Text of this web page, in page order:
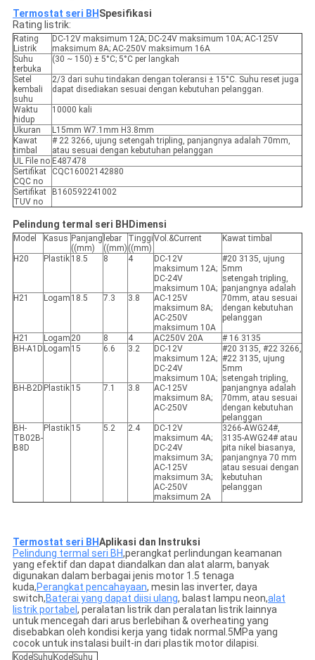
Termostat seri BH Spesifikasi
Rating listrik:
Rating
Listrik
DC-12V maksimum 12A; DC-24V maksimum 10A; AC-125V
maksimum 8A; AC-250V maksimum 16A
Suhu
terbuka
(30 ~ 150) ± 5°C; 5°C per langkah
Setel
kembali
suhu
2/3 dari suhu tindakan dengan toleransi ± 15°C. Suhu reset juga
dapat disediakan sesuai dengan kebutuhan pelanggan.
Waktu
hidup
10000 kali
Ukuran
L15mm W7.1mm H3.8mm
Kawat
timbal
# 22 3266, ujung setengah tripling, panjangnya adalah 70mm,
atau sesuai dengan kebutuhan pelanggan
UL File no E487478
Sertifikat
CQC no
CQC16002142880
Sertifikat
TUV no
B160592241002
Pelindung termal seri BH Dimensi
Model Kasus Panjang
((mm)
lebar
((mm)
Tinggi
((mm)
Vol.&Current Kawat timbal
H20 Plastik 18.5 8 4
DC-12V
maksimum 12A;
DC-24V
maksimum 10A;
AC-125V
maksimum 8A;
AC-250V
maksimum 10A
#20 3135, ujung
5mm
setengah tripling,
panjangnya adalah
70mm, atau sesuai
dengan kebutuhan
pelanggan
H21 Logam 18.5 7.3 3.8
H21 Logam 20 8 4 AC250V 20A
# 16 3135
BH-A1D Logam 15 6.6 3.2
DC-12V
maksimum 12A;
DC-24V
maksimum 10A;
AC-125V
maksimum 8A;
AC-250V
#20 3135, #22 3266,
#22 3135, ujung
5mm
setengah tripling,
panjangnya adalah
70mm, atau sesuai
dengan kebutuhan
pelanggan
BH-B2D Plastik 15 7.1 3.8
BH-
TB02B-
B8D
Plastik 15 5.2 2.4
DC-12V
maksimum 4A;
DC-24V
maksimum 3A;
AC-125V
maksimum 3A;
AC-250V
maksimum 2A
3266-AWG24#,
3135-AWG24# atau
pita nikel biasanya,
panjangnya 70 mm
atau sesuai dengan
kebutuhan
pelanggan
Termostat seri BHAplikasi dan Instruksi
Pelindung termal seri BH,perangkat perlindungan keamanan
yang efektif dan dapat diandalkan dan alat alarm, banyak
digunakan dalam berbagai jenis motor 1.5 tenaga
kuda,Perangkat pencahayaan, mesin las inverter, daya
switch,Baterai yang dapat diisi ulang, balast lampu neon,alat
listrik portabel , peralatan listrik dan peralatan listrik lainnya
untuk mencegah dari arus berlebihan & overheating yang
disebabkan oleh kondisi kerja yang tidak normal.5MPa yang
cocok untuk instalasi built-in dari plastik motor dilapisi.
KodeSuhu KodeSuhu